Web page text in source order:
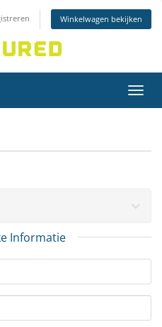
Winkelwagen bekijken
in-/
Informatie